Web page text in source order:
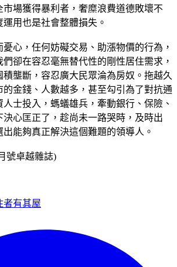
市場獲得暴利者，奢糜浪費道德敗壞不
用也是社會整體損失。
心，任何妨礙交易、助漲物價的行為，
卻在容忍毫無替代性的剛性居住需求，
壟斷，容忍廣大民眾淪為房奴。拖越久
金錢、人數越多，甚至勾引為了對抗通
士投入，螞蟻雄兵，牽動銀行、保險、
決心匡正了，趁尚未一路哭時，及時出
能夠真正解決這個難題的領導人。
號卓越雜誌)
者有其屋